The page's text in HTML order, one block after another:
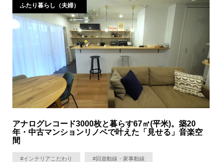
ふたり暮らし（夫婦）
アナログレコード3000枚と暮らす67㎡(平米)。築20
年・中古マンションリノベで叶えた「見せる」音楽空
間
#インテリアこだわり #回遊動線・家事動線